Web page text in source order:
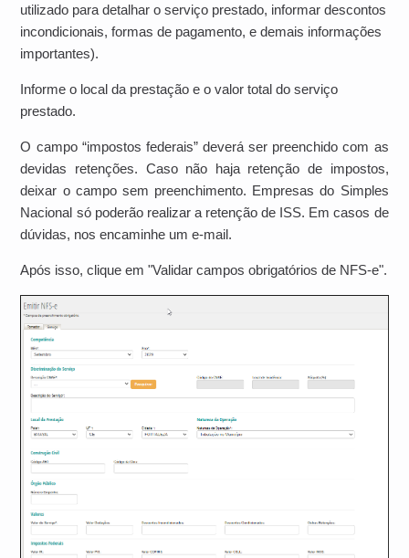
utilizado para detalhar o serviço prestado, informar descontos
incondicionais, formas de pagamento, e demais informações
importantes).
Informe o local da prestação e o valor total do serviço
prestado.
O campo “impostos federais” deverá ser preenchido com as
devidas retenções. Caso não haja retenção de impostos,
deixar o campo sem preenchimento. Empresas do Simples
Nacional só poderão realizar a retenção de ISS. Em casos de
dúvidas, nos encaminhe um e-mail.
Após isso, clique em "Validar campos obrigatórios de NFS-e".